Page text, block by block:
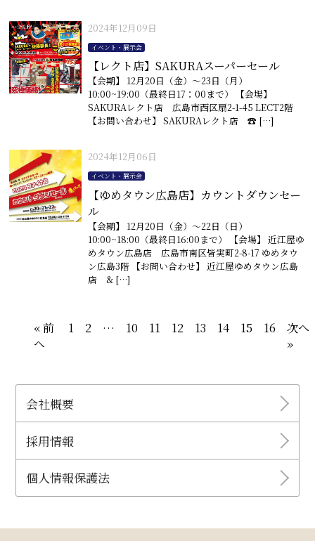
2024年12月09日
イベント・展示会
【レクト店】SAKURAスーパーセール
【会期】 12月20日（金）〜23日（月）
10:00~19:00（最終日17：00まで） 【会場】
SAKURAレクト店 広島市西区扇2-1-45 LECT2階
【お問い合わせ】 SAKURAレクト店 ☎︎ […]
2024年12月06日
イベント・展示会
【ゆめタウン広島店】カウントダウンセー
ル
【会期】 12月20日（金）〜22日（日）
10:00~18:00（最終日16:00まで） 【会場】 近江屋ゆ
めタウン広島店 広島市南区皆実町2-8-17 ゆめタウ
ン広島3階 【お問い合わせ】 近江屋ゆめタウン広島
店 & […]
« 前
へ
1 2 … 10 11 12 13 14 15 16
次へ
»
会社概要
採用情報
個人情報保護法